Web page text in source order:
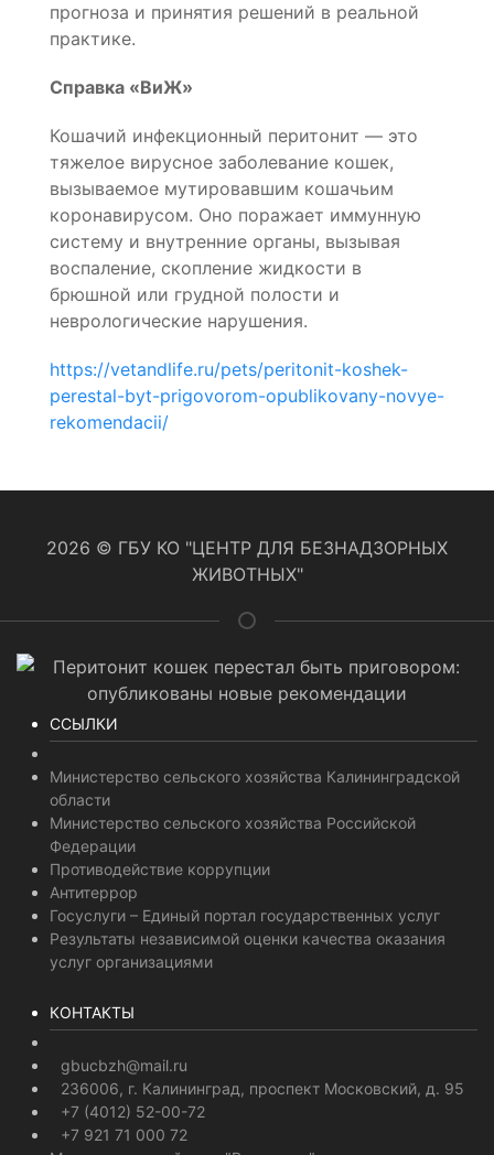
прогноза и принятия решений в реальной
практике.
Справка «ВиЖ»
Кошачий инфекционный перитонит — это
тяжелое вирусное заболевание кошек,
вызываемое мутировавшим кошачьим
коронавирусом. Оно поражает иммунную
систему и внутренние органы, вызывая
воспаление, скопление жидкости в
брюшной или грудной полости и
неврологические нарушения.
https://vetandlife.ru/pets/peritonit-koshek-
perestal-byt-prigovorom-opublikovany-novye-
rekomendacii/
2026 © ГБУ КО "ЦЕНТР ДЛЯ БЕЗНАДЗОРНЫХ
ЖИВОТНЫХ"
ССЫЛКИ
Министерство сельского хозяйства Калининградской
области
Министерство сельского хозяйства Российской
Федерации
Противодействие коррупции
Антитеррор
Госуслуги – Единый портал государственных услуг
Результаты независимой оценки качества оказания
услуг организациями
КОНТАКТЫ
gbucbzh@mail.ru
236006, г. Калининград, проспект Московский, д. 95
+7 (4012) 52-00-72
+7 921 71 000 72